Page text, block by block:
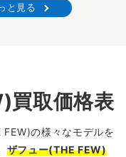
と見る
買取価格表
の様々なモデルを
ザフュー(THE FEW)